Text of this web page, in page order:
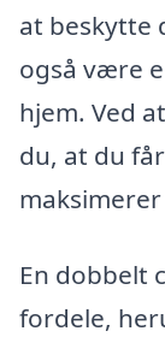
at beskytte
også være
hjem. Ved
du, at du
En dobbelt
fordele,